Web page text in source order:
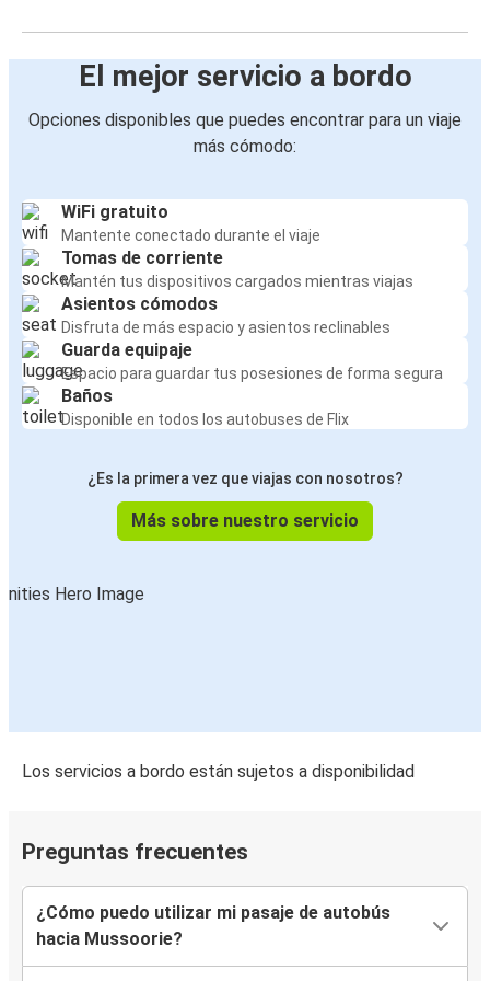
El mejor servicio a bordo
Opciones disponibles que puedes encontrar para un viaje
más cómodo:
WiFi gratuito
Mantente conectado durante el viaje
Tomas de corriente
Mantén tus dispositivos cargados mientras viajas
Asientos cómodos
Disfruta de más espacio y asientos reclinables
Guarda equipaje
Espacio para guardar tus posesiones de forma segura
Baños
Disponible en todos los autobuses de Flix
¿Es la primera vez que viajas con nosotros?
Más sobre nuestro servicio
Los servicios a bordo están sujetos a disponibilidad
Preguntas frecuentes
¿Cómo puedo utilizar mi pasaje de autobús
hacia Mussoorie?